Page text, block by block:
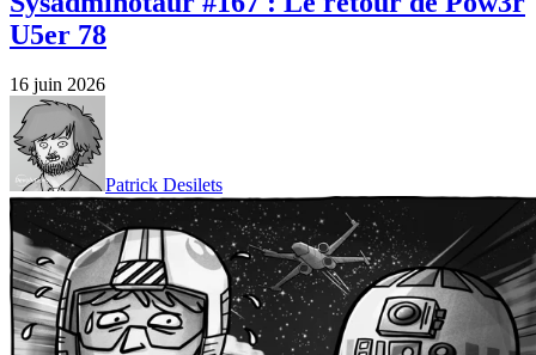
U5er 78
16 juin 2026
Patrick Desilets